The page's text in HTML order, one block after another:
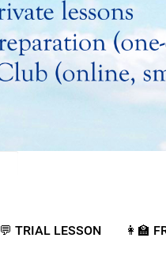
💬​ TRIAL LESSON 👩‍🏫​​